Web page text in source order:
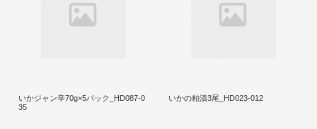
いかジャン辛70g×5パック_HD087-0
35
いかの粕漬3尾_HD023-012